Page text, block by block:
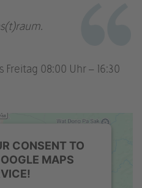
08:00 Uhr – 16:30
CONSENT TO
MAPS